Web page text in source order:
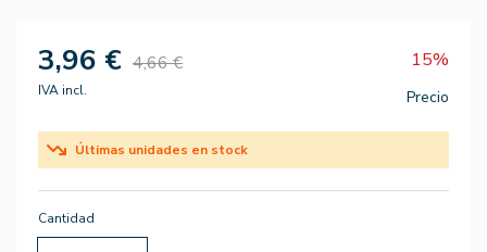
3,96 € 4,66 € 15%
IVA incl. Precio
Últimas unidades en stock
Cantidad